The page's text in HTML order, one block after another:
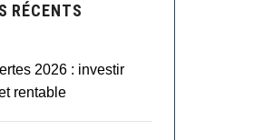
RÉCENTS
2026 : investir
rentable